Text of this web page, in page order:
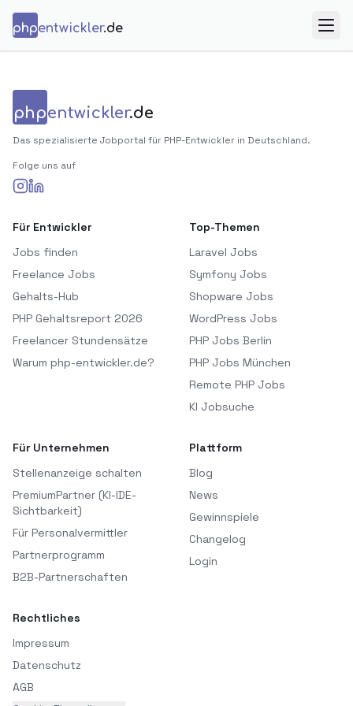
phpentwickler.de
phpentwickler.de
Das spezialisierte Jobportal für PHP-Entwickler in Deutschland.
Folge uns auf
Für Entwickler
Jobs finden
Freelance Jobs
Gehalts-Hub
PHP Gehaltsreport 2026
Freelancer Stundensätze
Warum php-entwickler.de?
Top-Themen
Laravel Jobs
Symfony Jobs
Shopware Jobs
WordPress Jobs
PHP Jobs Berlin
PHP Jobs München
Remote PHP Jobs
KI Jobsuche
Für Unternehmen
Stellenanzeige schalten
PremiumPartner (KI-IDE-
Sichtbarkeit)
Für Personalvermittler
Partnerprogramm
B2B-Partnerschaften
Plattform
Blog
News
Gewinnspiele
Changelog
Login
Rechtliches
Impressum
Datenschutz
AGB